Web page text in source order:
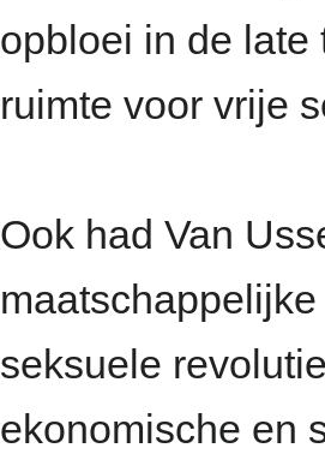
opbloei in de late
ruimte voor vrije
Ook had Van
seksuele
ekonomische en